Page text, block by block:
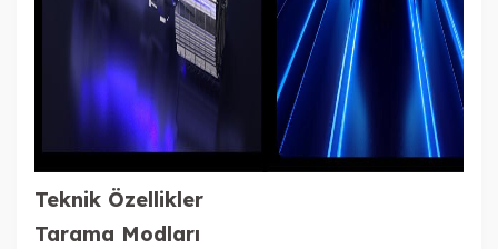
Teknik Özellikler
Tarama Modları